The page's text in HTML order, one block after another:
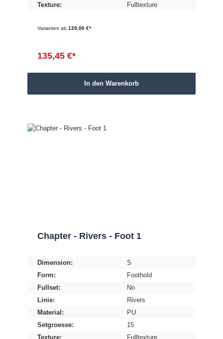
Texture:
Fulltexture
Varianten ab129,00 €*
135,45 €*
In den Warenkorb
Chapter - Rivers - Foot 1
Dimension:
S
Form:
Foothold
Fullset:
No
Linie:
Rivers
Material:
PU
Setgroesse:
15
Texture:
Fulltexture